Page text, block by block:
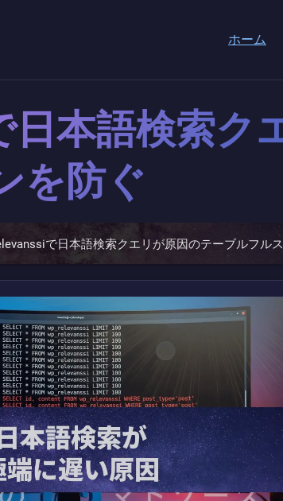
ホーム
日本語検索ク
を防ぐ
で日本語検索クエリが原因のテーブルフル